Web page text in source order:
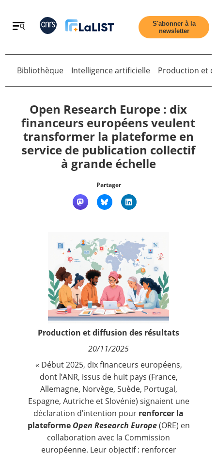
Retour
Accueil
Tous les articles
Qui sommes nous ?
S'abonner à la
newsletter
Retour
Bibliothèque Intelligence artificielle Production et
Open Research Europe : dix
financeurs européens veulent
transformer la plateforme en
service de publication collectif
à grande échelle
Partager
Production et diffusion des résultats
20/11/2025
« Début 2025, dix financeurs européens,
dont l’ANR, issus de huit pays (France,
Allemagne, Norvège, Suède, Portugal,
Espagne, Autriche et Slovénie) signaient une
déclaration d’intention pour renforcer la
plateforme Open Research Europe(ORE) en
collaboration avec la Commission
européenne. Leur objectif : renforcer